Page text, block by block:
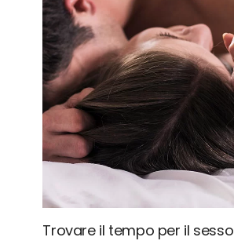
Trovare il tempo per il sesso